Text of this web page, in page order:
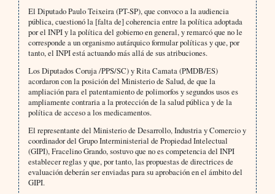
El Diputado Paulo Teixeira (PT-SP), que convoco a la audiencia
pública, cuestionó la [falta de] coherencia entre la política adoptada
por el INPI y la política del gobierno en general, y remarcó que no le
corresponde a un organismo autárquico formular políticas y que, por
tanto, el INPI está actuando más allá de sus atribuciones.
Los Diputados Coruja /PPS/SC) y Rita Camata (PMDB/ES)
acordaron con la posición del Ministerio de Salud, de que la
ampliación para el patentamiento de polimorfos y segundos usos es
ampliamente contraria a la protección de la salud pública y de la
política de acceso a los medicamentos.
El representante del Ministerio de Desarrollo, Industria y Comercio y
coordinador del Grupo Interministerial de Propiedad Intelectual
(GIPI), Fracelino Grando, sostuvo que no es competencia del INPI
establecer reglas y que, por tanto, las propuestas de directrices de
evaluación deberán ser enviadas para su aprobación en el ámbito del
GIPI.